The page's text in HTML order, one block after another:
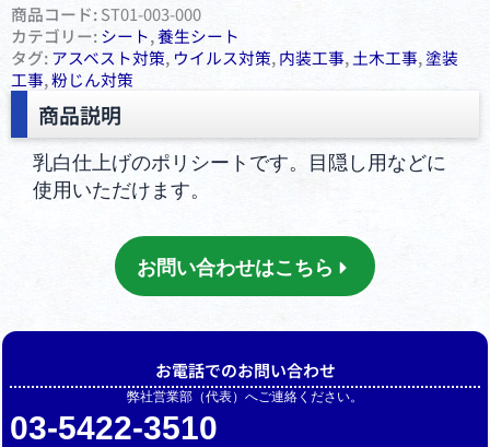
商品コード:ST01-003-000
カテゴリー:シート,養⽣シート
タグ:アスベスト対策, ウイルス対策,内装工事,土木工事,塗装
工事,粉じん対策
商品説明
乳白仕上げのポリシートです。目隠し用などに
使用いただけます。
お問い合わせはこちら
お電話でのお問い合わせ
弊社営業部（代表）へご連絡ください。
03-5422-3510